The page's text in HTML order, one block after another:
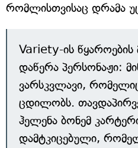
რომლისთვისაც დრამა
Variety-ის წყაროების
დაწერა პერსონაჟი:
ვარსკვლავი,
ცდილობს.
ჰელენა ბონემ
დამტკიცებული,